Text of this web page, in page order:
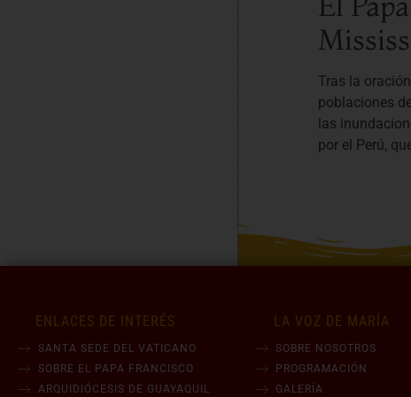
Tras la
poblaciones
las
por el Perú,
ENLACES DE INTERÉS
SANTA SEDE DEL VATICANO
SOBRE EL PAPA FRANCISCO
ARQUIDIÓCESIS DE GUAYAQUIL
LA VOZ DE MARÍA
SOBRE NOSOTROS
PROGRAMACIÓN
GALERÍA